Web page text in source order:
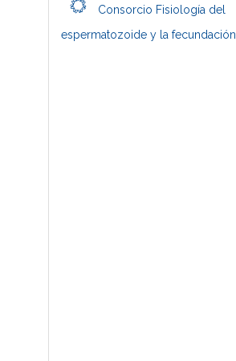
Consorcio Fisiología del
espermatozoide y la fecundación